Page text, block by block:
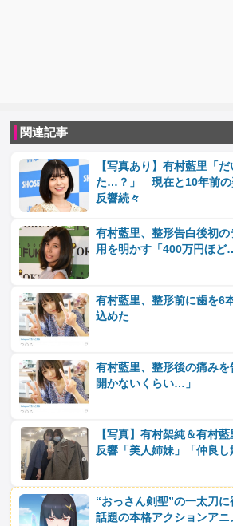
関連記事
【写真あり】有村藍里「
た…？」 現在と10年前の
反響続々
有村藍里、整形告白後初
用を明かす「400万円ほど
有村藍里、整形前に歯を6
込めた
有村藍里、整形後の痛み
開かないくらい…」
【写真】有村架純＆有村
反響「美人姉妹」「仲良し
“おっさん剣聖”の一太刀
話題の本格アクションア